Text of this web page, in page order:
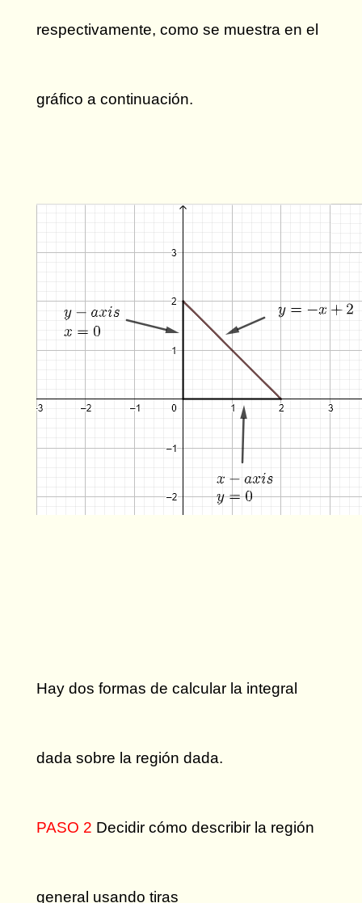
respectivamente, como se muestra en el
gráfico a continuación.
Hay dos formas de calcular la integral
dada sobre la región dada.
PASO 2 Decidir cómo describir la región
general usando tiras